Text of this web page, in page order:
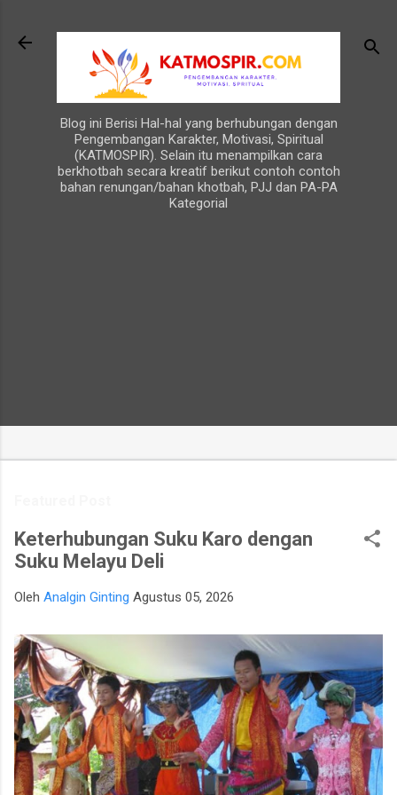
Blog ini Berisi Hal-hal yang berhubungan dengan
Pengembangan Karakter, Motivasi, Spiritual
(KATMOSPIR). Selain itu menampilkan cara
berkhotbah secara kreatif berikut contoh contoh
bahan renungan/bahan khotbah, PJJ dan PA-PA
Kategorial
Keterhubungan Suku Karo dengan
Suku Melayu Deli
Oleh Analgin Ginting Agustus 05, 2026